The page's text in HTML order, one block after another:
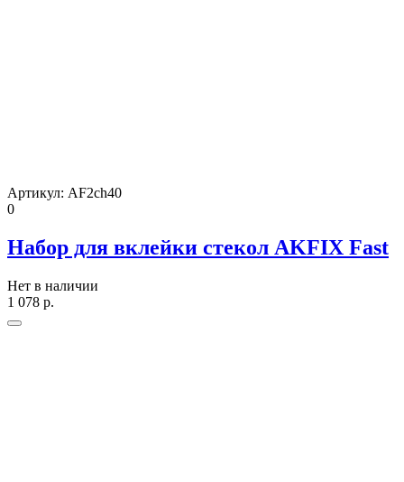
Артикул: AF2ch40
0
Набор для вклейки стекол AKFIX Fast
Нет в наличии
1 078 р.